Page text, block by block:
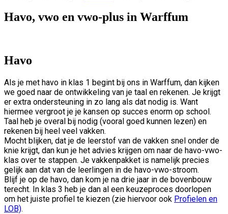
Havo, vwo en vwo-plus in Warffum
Havo
Als je met havo in klas 1 begint bij ons in Warffum, dan kijken
we goed naar de ontwikkeling van je taal en rekenen. Je krijgt
er extra ondersteuning in zo lang als dat nodig is. Want
hiermee vergroot je je kansen op succes enorm op school.
Taal heb je overal bij nodig (vooral goed kunnen lezen) en
rekenen bij heel veel vakken.
Mocht blijken, dat je de leerstof van de vakken snel onder de
knie krijgt, dan kun je het advies krijgen om naar de havo-vwo-
klas over te stappen. Je vakkenpakket is namelijk precies
gelijk aan dat van de leerlingen in de havo-vwo-stroom.
Blijf je op de havo, dan kom je na drie jaar in de bovenbouw
terecht. In klas 3 heb je dan al een keuzeproces doorlopen
om het juiste profiel te kiezen (zie hiervoor ook Profielen en
LOB).